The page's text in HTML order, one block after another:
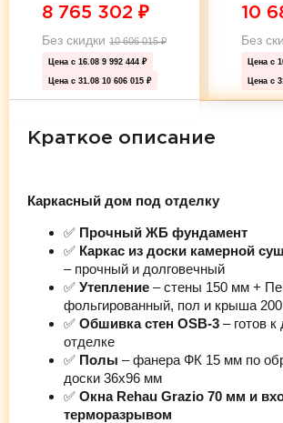
8 765 302 ₽
Без скидки 10 606 015₽
Цена с 16.08 9 992 444 ₽
Цена с 31.08 10 606 015 ₽
10
Без
Цена с
Цена с
Краткое описание
Каркасный дом под отделку
✅ Прочный ЖБ фундамент
✅ Каркас из доски камерной
– прочный и долговечный
✅ Утепление – стены 150 мм +
фольгированный, пол и крыша
✅ Обшивка стен OSB-3 – готов
отделке
✅ Полы – фанера ФК 15 мм по
доски 36х96 мм
✅ Окна Rehau Grazio 70 мм и
терморазрывом